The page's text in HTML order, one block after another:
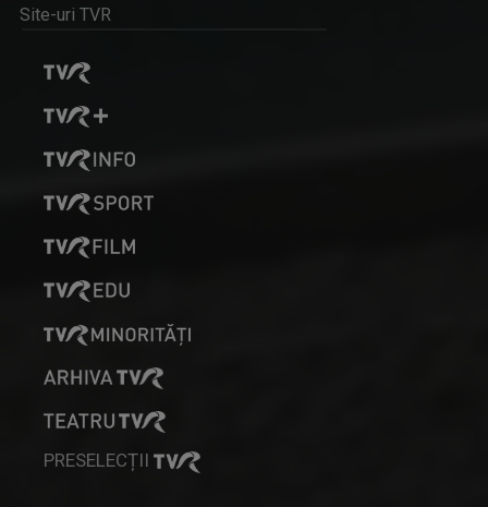
BREAKING FAKE NEWS
Prima emisiune din audiovizualul românesc ...
MARIA SMARANDACHE
Jurnalist la Televiziunea Română, Maria ...
Site-uri TVR
PRESELECȚII